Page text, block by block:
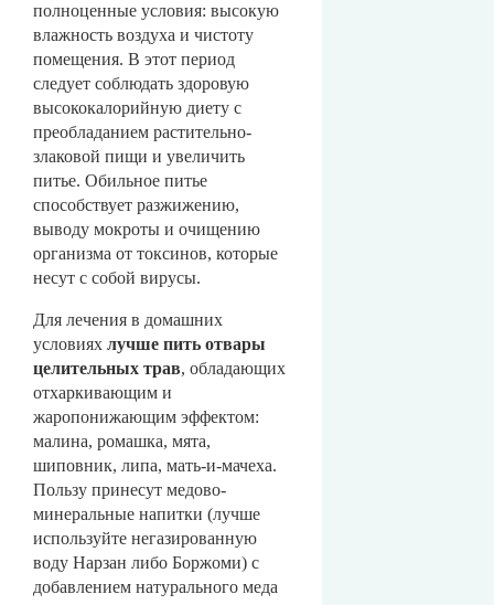
полноценные условия: высокую
влажность воздуха и чистоту
помещения. В этот период
следует соблюдать здоровую
высококалорийную диету с
преобладанием растительно-
злаковой пищи и увеличить
питье. Обильное питье
способствует разжижению,
выводу мокроты и очищению
организма от токсинов, которые
несут с собой вирусы.
Для лечения в домашних
условиях лучше пить отвары
целительных трав, обладающих
отхаркивающим и
жаропонижающим эффектом:
малина, ромашка, мята,
шиповник, липа, мать-и-мачеха.
Пользу принесут медово-
минеральные напитки (лучше
используйте негазированную
воду Нарзан либо Боржоми) с
добавлением натурального меда